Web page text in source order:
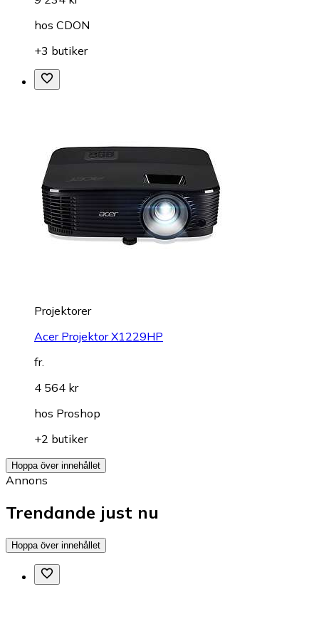
hos CDON
+3 butiker
Projektorer
Acer Projektor X1229HP
fr.
4 564 kr
hos Proshop
+2 butiker
Hoppa över innehållet
Annons
Trendande just nu
Hoppa över innehållet